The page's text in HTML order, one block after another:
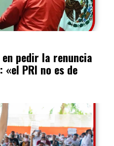
pedir la renuncia
PRI no es de